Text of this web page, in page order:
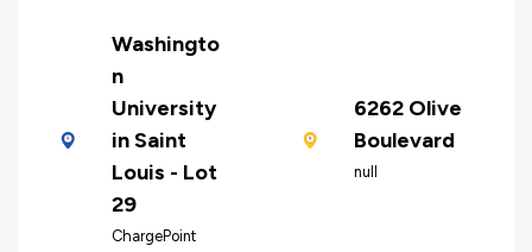
Washingto
n
University
in Saint
Louis - Lot
29
ChargePoint
6262 Olive
Boulevard
null